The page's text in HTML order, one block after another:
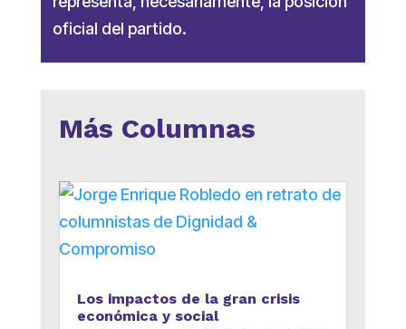
oficial del partido.
Más Columnas
Los impactos de la gran crisis
económica y social